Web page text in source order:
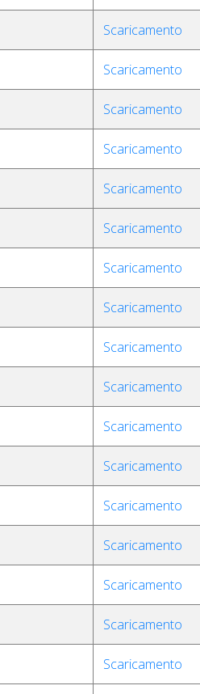
Scaricamento
Scaricamento
Scaricamento
Scaricamento
Scaricamento
Scaricamento
Scaricamento
Scaricamento
Scaricamento
Scaricamento
Scaricamento
Scaricamento
Scaricamento
Scaricamento
Scaricamento
Scaricamento
Scaricamento